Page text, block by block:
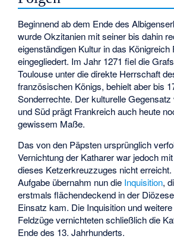
Beginnend ab dem Ende des
wurde Okzitanien mit seiner bis dahin
eigenständigen Kultur in das Königreich
eingegliedert. Im Jahr 1271 fiel die
Toulouse unter die direkte Herrschaft
französischen Königs, behielt aber bis
Sonderrechte. Der kulturelle
und Süd prägt Frankreich auch heute
gewissem Maße.
Das von den Päpsten ursprünglich
Vernichtung der Katharer war jedoch
dieses Ketzerkreuzzuges nicht
Aufgabe übernahm nun die Inquisition,
erstmals flächendeckend in der
Einsatz kam. Die Inquisition und
Feldzüge vernichteten schließlich die
Ende des 13. Jahrhunderts.